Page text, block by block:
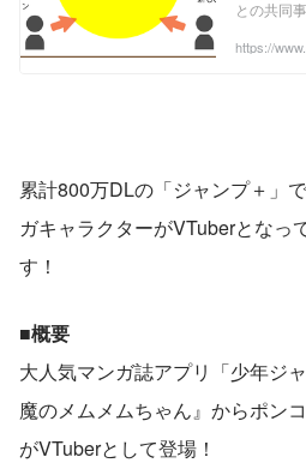
クター
との共同
クターを
https://
累計800万DLの「ジャンプ＋」
ガキャラクターがVTuberとなっ
す！
■概要
大人気マンガ誌アプリ「少年ジ
魔のメムメムちゃん』からポン
がVTuberとして登場！